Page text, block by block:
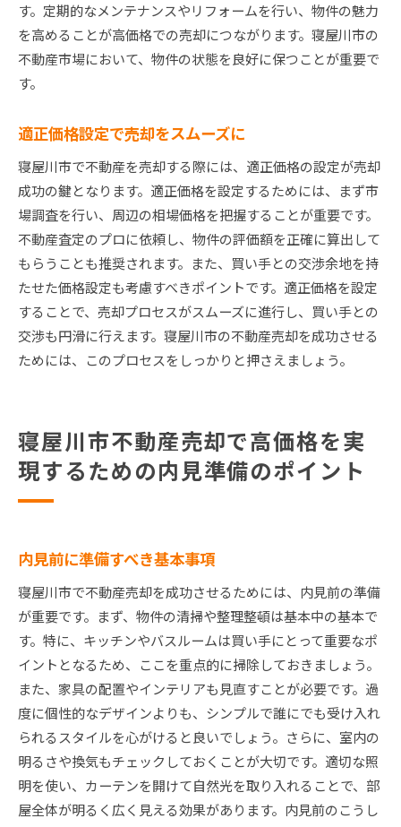
す。定期的なメンテナンスやリフォームを行い、物件の魅力
を高めることが高価格での売却につながります。寝屋川市の
不動産市場において、物件の状態を良好に保つことが重要で
す。
適正価格設定で売却をスムーズに
寝屋川市で不動産を売却する際には、適正価格の設定が売却
成功の鍵となります。適正価格を設定するためには、まず市
場調査を行い、周辺の相場価格を把握することが重要です。
不動産査定のプロに依頼し、物件の評価額を正確に算出して
もらうことも推奨されます。また、買い手との交渉余地を持
たせた価格設定も考慮すべきポイントです。適正価格を設定
することで、売却プロセスがスムーズに進行し、買い手との
交渉も円滑に行えます。寝屋川市の不動産売却を成功させる
ためには、このプロセスをしっかりと押さえましょう。
寝屋川市不動産売却で高価格を実
現するための内見準備のポイント
内見前に準備すべき基本事項
寝屋川市で不動産売却を成功させるためには、内見前の準備
が重要です。まず、物件の清掃や整理整頓は基本中の基本で
す。特に、キッチンやバスルームは買い手にとって重要なポ
イントとなるため、ここを重点的に掃除しておきましょう。
また、家具の配置やインテリアも見直すことが必要です。過
度に個性的なデザインよりも、シンプルで誰にでも受け入れ
られるスタイルを心がけると良いでしょう。さらに、室内の
明るさや換気もチェックしておくことが大切です。適切な照
明を使い、カーテンを開けて自然光を取り入れることで、部
屋全体が明るく広く見える効果があります。内見前のこうし